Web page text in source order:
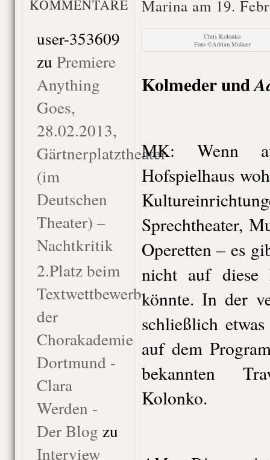
KOMMENTARE
user-353609
zu Premiere
Anything
Goes,
28.02.2013,
Gärtnerplatztheater
(im
Deutschen
Theater) –
Nachtkritik
2.Platz beim
Textwettbewerb
der
Chorakademie
Dortmund -
Clara
Werden -
Der Blog zu
Interview
Marina am 19.
Chris Kolonko
Foto ©Adrian Mußner
Kolmeder und
MK: Wenn
Hofspielhaus
Sprechtheater,
Operetten – es
nicht auf diese
könnte. In der
schließlich
auf dem
bekannten
Kolonko.